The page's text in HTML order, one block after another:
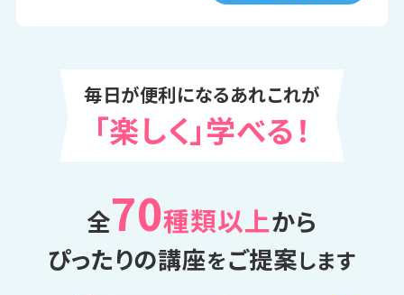
毎日が便利になるあれこれが
「楽しく」学べる！
全70種類以上から
ぴったりの講座をご提案します